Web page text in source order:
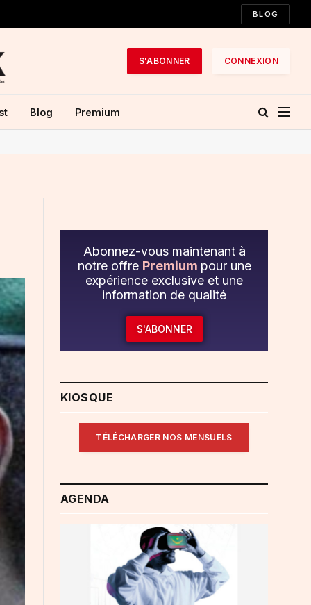
BLOG
S'ABONNER CONNEXION
Blog Premium
Abonnez-vous maintenant à
notre offre Premium pour une
expérience exclusive et une
information de qualité
S'ABONNER
KIOSQUE
TÉLÉCHARGER NOS MENSUELS
AGENDA